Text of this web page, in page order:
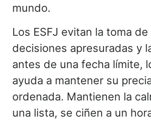
mundo.
Los ESFJ evitan la toma de
decisiones apresuradas y
antes de una fecha límite,
ayuda a mantener su
ordenada. Mantienen la
una lista, se ciñen a un